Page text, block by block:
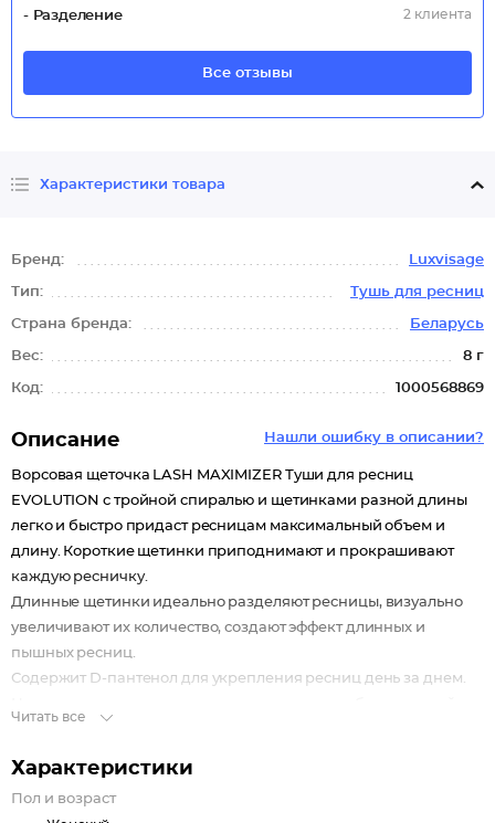
- Разделение 2 клиента
Все отзывы
Характеристики товара
Бренд: Luxvisage
Тип: Тушь для ресниц
Страна бренда: Беларусь
Вес: 8 г
Код: 1000568869
Нашли ошибку в описании?
Описание
Ворсовая щеточка LASH MAXIMIZER Туши для ресниц
EVOLUTION с тройной спиралью и щетинками разной длины
легко и быстро придаст ресницам максимальный объем и
длину. Короткие щетинки приподнимают и прокрашивают
каждую ресничку.
Длинные щетинки идеально разделяют ресницы, визуально
увеличивают их количество, создают эффект длинных и
пышных ресниц.
Содержит D-пантенол для укрепления ресниц день за днем.
Читать все
Характеристики
Пол и возраст